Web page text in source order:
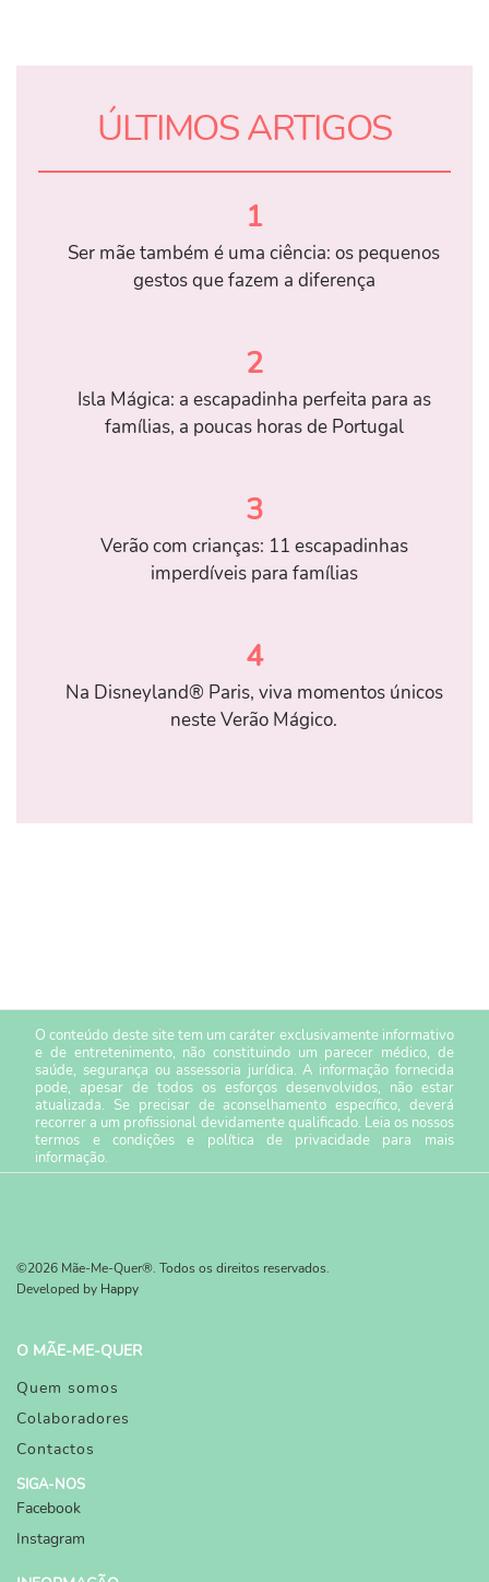
ÚLTIMOS ARTIGOS
1
Ser mãe também é uma ciência: os pequenos
gestos que fazem a diferença
2
Isla Mágica: a escapadinha perfeita para as
famílias, a poucas horas de Portugal
3
Verão com crianças: 11 escapadinhas
imperdíveis para famílias
4
Na Disneyland® Paris, viva momentos únicos
neste Verão Mágico.
O conteúdo deste site tem um caráter exclusivamente informativo
e de entretenimento, não constituindo um parecer médico, de
saúde, segurança ou assessoria jurídica. A informação fornecida
pode, apesar de todos os esforços desenvolvidos, não estar
atualizada. Se precisar de aconselhamento específico, deverá
recorrer a um profissional devidamente qualificado. Leia os nossos
termos e condiçõese política de privacidade para mais
informação.
©2026 Mãe-Me-Quer®. Todos os direitos reservados.
Developed by Happy
O MÃE-ME-QUER
Quem somos
Colaboradores
Contactos
SIGA-NOS
Facebook
Instagram